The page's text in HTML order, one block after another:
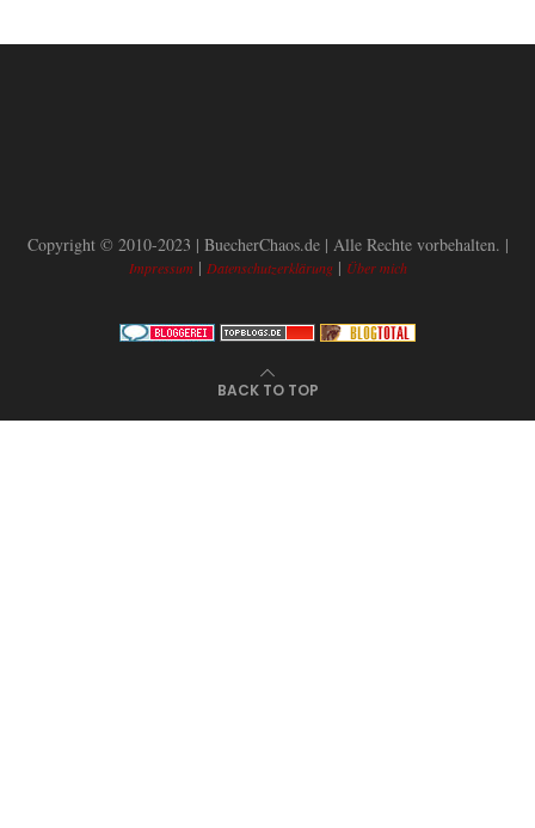
Copyright © 2010-2023 | BuecherChaos.de | Alle Rechte vorbehalten. |
Impressum | Datenschutzerklärung| Über mich
BACK TO TOP